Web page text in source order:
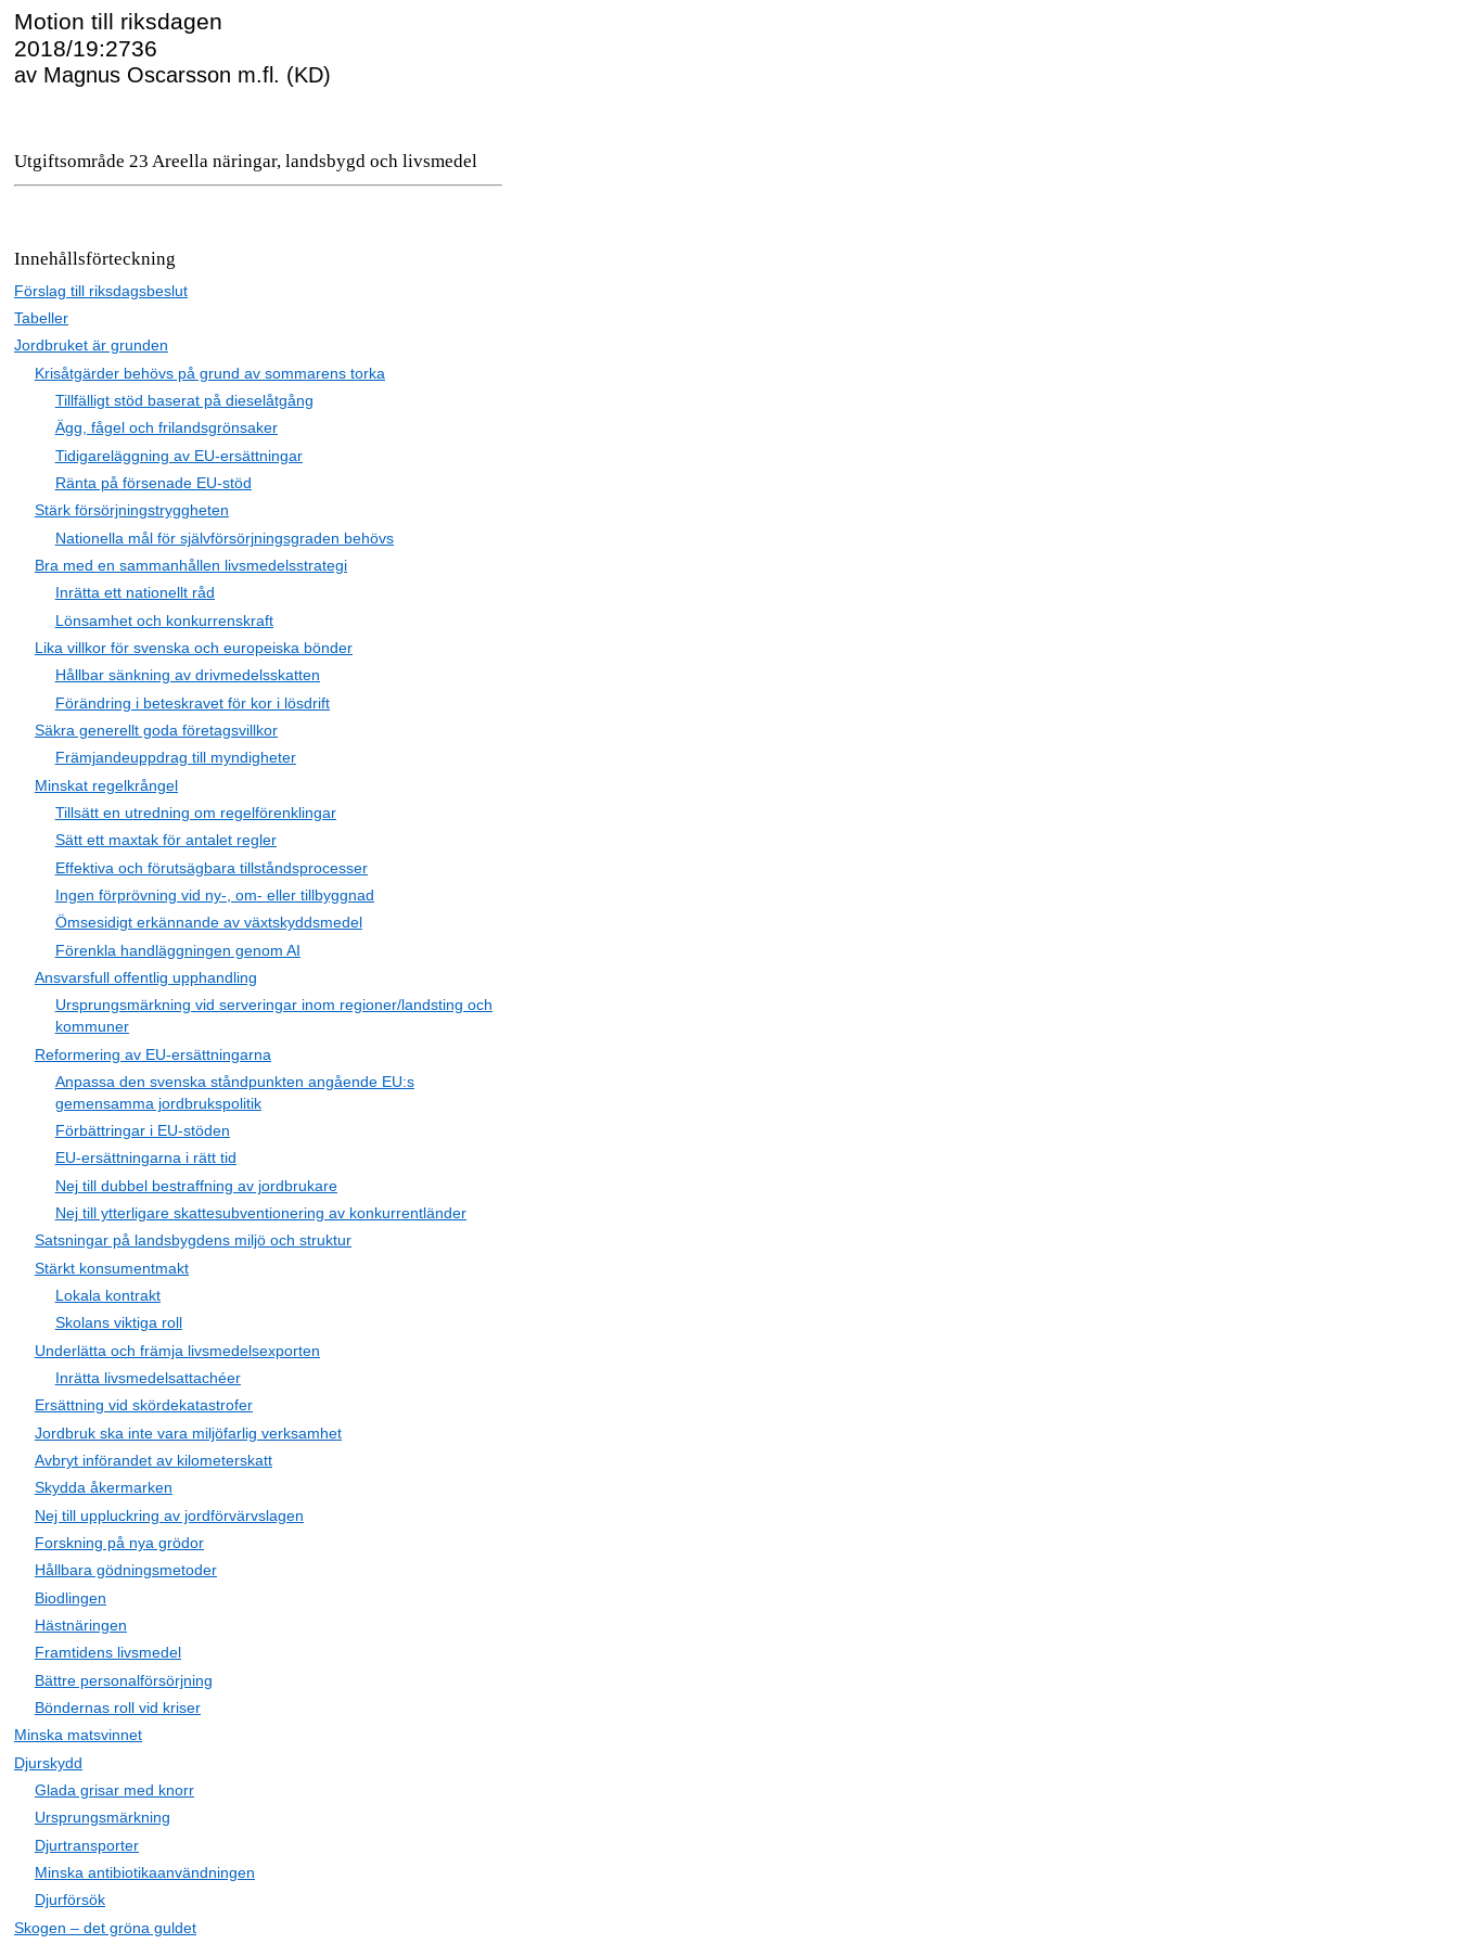
Motion till riksdagen
2018/19:2736
av Magnus Oscarsson m.fl. (KD)
Utgiftsområde 23 Areella näringar, landsbygd och livsmedel
Innehållsförteckning
Förslag till riksdagsbeslut
Tabeller
Jordbruket är grunden
Krisåtgärder behövs på grund av sommarens torka
Tillfälligt stöd baserat på dieselåtgång
Ägg, fågel och frilandsgrönsaker
Tidigareläggning av EU-ersättningar
Ränta på försenade EU-stöd
Stärk försörjningstryggheten
Nationella mål för självförsörjningsgraden behövs
Bra med en sammanhållen livsmedelsstrategi
Inrätta ett nationellt råd
Lönsamhet och konkurrenskraft
Lika villkor för svenska och europeiska bönder
Hållbar sänkning av drivmedelsskatten
Förändring i beteskravet för kor i lösdrift
Säkra generellt goda företagsvillkor
Främjandeuppdrag till myndigheter
Minskat regelkrångel
Tillsätt en utredning om regelförenklingar
Sätt ett maxtak för antalet regler
Effektiva och förutsägbara tillståndsprocesser
Ingen förprövning vid ny-, om- eller tillbyggnad
Ömsesidigt erkännande av växtskyddsmedel
Förenkla handläggningen genom AI
Ansvarsfull offentlig upphandling
Ursprungsmärkning vid serveringar inom regioner/landsting och
kommuner
Reformering av EU-ersättningarna
Anpassa den svenska ståndpunkten angående EU:s
gemensamma jordbrukspolitik
Förbättringar i EU-stöden
EU-ersättningarna i rätt tid
Nej till dubbel bestraffning av jordbrukare
Nej till ytterligare skattesubventionering av konkurrentländer
Satsningar på landsbygdens miljö och struktur
Stärkt konsumentmakt
Lokala kontrakt
Skolans viktiga roll
Underlätta och främja livsmedelsexporten
Inrätta livsmedelsattachéer
Ersättning vid skördekatastrofer
Jordbruk ska inte vara miljöfarlig verksamhet
Avbryt införandet av kilometerskatt
Skydda åkermarken
Nej till uppluckring av jordförvärvslagen
Forskning på nya grödor
Hållbara gödningsmetoder
Biodlingen
Hästnäringen
Framtidens livsmedel
Bättre personalförsörjning
Böndernas roll vid kriser
Minska matsvinnet
Djurskydd
Glada grisar med knorr
Ursprungsmärkning
Djurtransporter
Minska antibiotikaanvändningen
Djurförsök
Skogen – det gröna guldet